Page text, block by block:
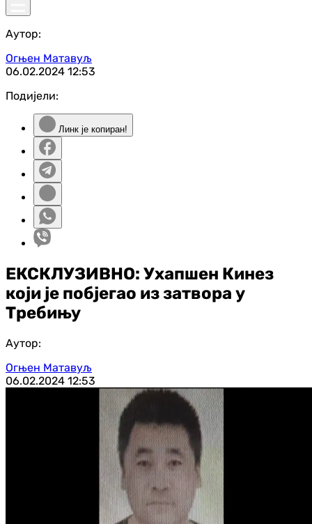
Аутор:
Огњен Матавуљ
06.02.2024 12:53
Подијели:
Линк је копиран!
ЕКСКЛУЗИВНО: Ухапшен Кинез
који је побјегао из затвора у
Требињу
Аутор:
Огњен Матавуљ
06.02.2024 12:53